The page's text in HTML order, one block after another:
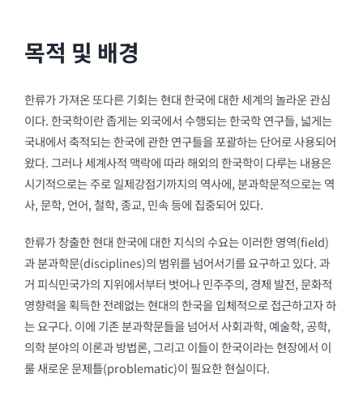
목적 및 배경
한류가 가져온 또다른 기회는 현대 한국에 대한 세계의 놀라운 관심
이다. 한국학이란 좁게는 외국에서 수행되는 한국학 연구들, 넓게는
국내에서 축적되는 한국에 관한 연구들을 포괄하는 단어로 사용되어
왔다. 그러나 세계사적 맥락에 따라 해외의 한국학이 다루는 내용은
시기적으로는 주로 일제강점기까지의 역사에, 분과학문적으로는 역
사, 문학, 언어, 철학, 종교, 민속 등에 집중되어 있다.
한류가 창출한 현대 한국에 대한 지식의 수요는 이러한 영역(field)
과 분과학문(disciplines)의 범위를 넘어서기를 요구하고 있다. 과
거 피식민국가의 지위에서부터 벗어나 민주주의, 경제 발전, 문화적
영향력을 획득한 전례없는 현대의 한국을 입체적으로 접근하고자 하
는 요구다. 이에 기존 분과학문들을 넘어서 사회과학, 예술학, 공학,
의학 분야의 이론과 방법론, 그리고 이들이 한국이라는 현장에서 이
룰 새로운 문제틀(problematic)이 필요한 현실이다.